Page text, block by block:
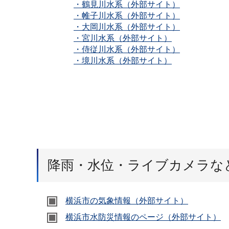
・鶴見川水系（外部サイト）
・帷子川水系（外部サイト）
・大岡川水系（外部サイト）
・宮川水系（外部サイト）
・侍従川水系（外部サイト）
・境川水系（外部サイト）
降雨・水位・ライブカメラな
横浜市の気象情報（外部サイト）
横浜市水防災情報のページ（外部サイト）